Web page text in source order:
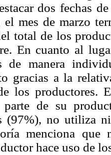
dos fechas
mes de marzo
total de los
En cuanto al
de manera
gracias a la
los productores.
parte de su
(97%), no utiliza
menciona
hace uso de